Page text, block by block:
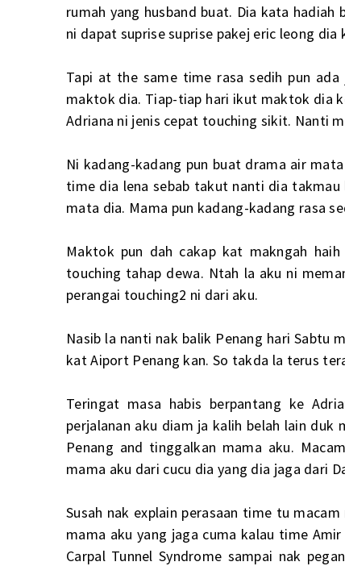
rumah yang husband buat. Dia kata
ni dapat suprise suprise pakej eric leong dia
Tapi at the same time rasa sedih pun
maktok dia. Tiap-tiap hari ikut maktok dia
Adriana ni jenis cepat touching sikit. Nanti
Ni kadang-kadang pun buat drama air
time dia lena sebab takut nanti dia takmau
mata dia. Mama pun kadang-kadang rasa
Maktok pun dah cakap kat makngah
touching tahap dewa. Ntah la aku ni
perangai touching2 ni dari aku.
Nasib la nanti nak balik Penang hari Sabtu
kat Aiport Penang kan. So takda la terus
Teringat masa habis berpantang ke
perjalanan aku diam ja kalih belah lain duk
Penang and tinggalkan mama aku.
mama aku dari cucu dia yang dia jaga dari
Susah nak explain perasaan time tu
mama aku yang jaga cuma kalau time
Carpal Tunnel Syndrome sampai nak